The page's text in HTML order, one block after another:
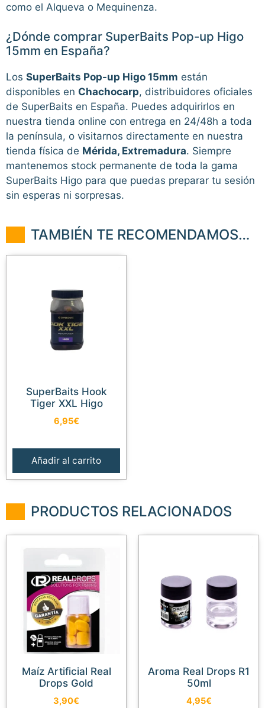
como el Alqueva o Mequinenza.
¿Dónde comprar SuperBaits Pop-up Higo
15mm en España?
Los SuperBaits Pop-up Higo 15mm están
disponibles en Chachocarp, distribuidores oficiales
de SuperBaits en España. Puedes adquirirlos en
nuestra tienda online con entrega en 24/48h a toda
la península, o visitarnos directamente en nuestra
tienda física de Mérida, Extremadura. Siempre
mantenemos stock permanente de toda la gama
SuperBaits Higo para que puedas preparar tu sesión
sin esperas ni sorpresas.
TAMBIÉN TE RECOMENDAMOS…
SuperBaits Hook
Tiger XXL Higo
6,95€
Añadir al carrito
PRODUCTOS RELACIONADOS
Maíz Artificial Real
Drops Gold
3,90€
Aroma Real Drops R1
50ml
4,95€